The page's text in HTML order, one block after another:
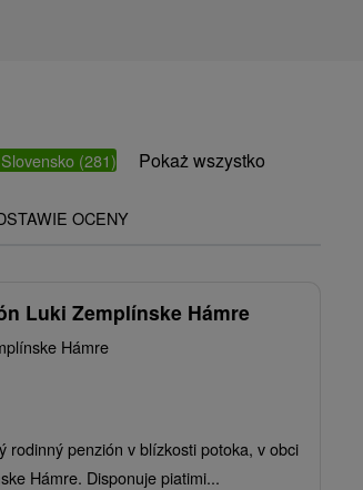
(281) Pokaż wszystko
OCENY
Luki Zemplínske Hámre
Hámre
rodinný penzión v blízkosti potoka, v obci
Hámre. Disponuje piatimi...